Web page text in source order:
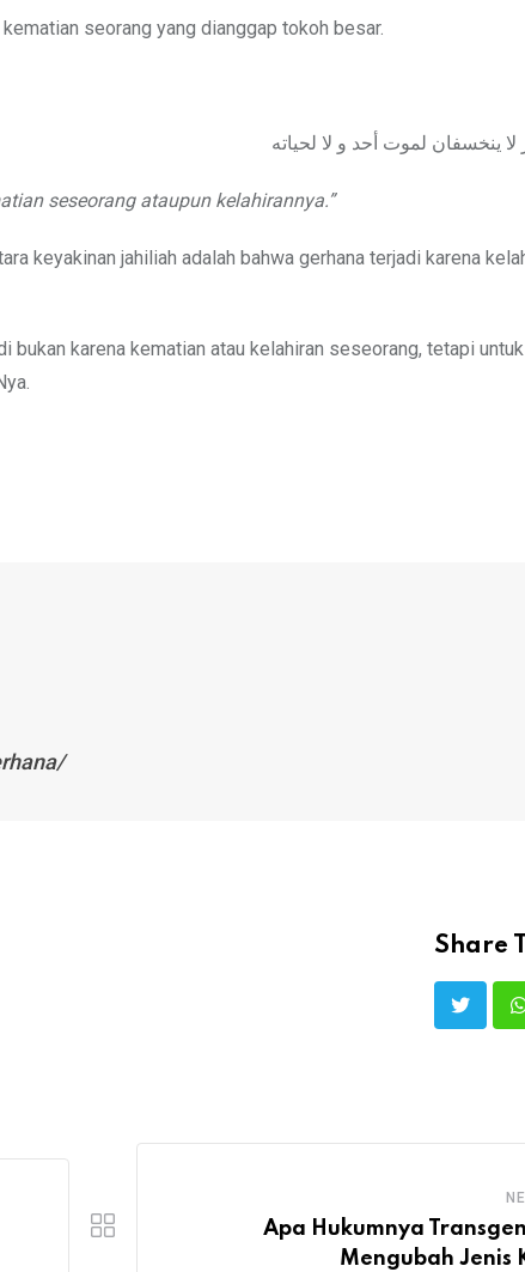
seorang yang dianggap tokoh besar.
ينخسفان لموت أحد و لا لحياته
seseorang ataupun kelahirannya.”
keyakinan jahiliah adalah bahwa gerhana terjadi karena
bukan karena kematian atau kelahiran seseorang, tetapi
Share
Apa Hukumnya
Mengubah Jenis